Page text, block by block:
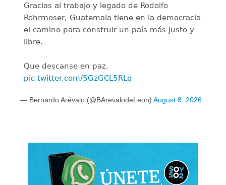
Gracias al trabajo y legado de Rodolfo
Rohrmoser, Guatemala tiene en la democracia
el camino para construir un país más justo y
libre.
Que descanse en paz.
pic.twitter.com/5GzGCL5RLq
— Bernardo Arévalo (@BArevalodeLeon) August 8, 2026